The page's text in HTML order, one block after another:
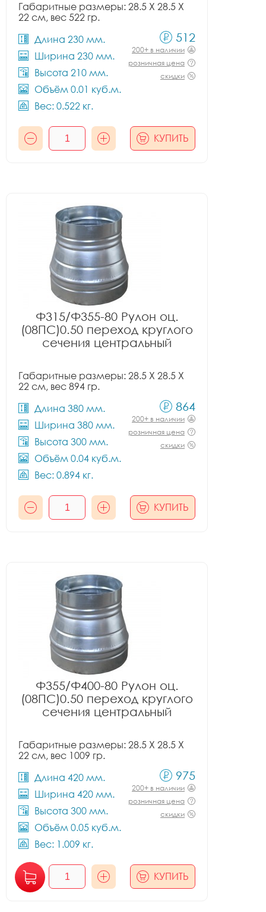
Габаритные размеры: 28.5 X 28.5 X
22 см, вес 522 гр.
Длина 230 мм.
Ширина 230 мм.
Высота 210 мм.
Объём 0.01 куб.м.
Вес: 0.522 кг.
512
200+ в наличии
розничная цена
скидки
КУПИТЬ
Ф315/Ф355-80 Рулон оц.
(08ПС)0.50 переход круглого
сечения центральный
Габаритные размеры: 28.5 X 28.5 X
22 см, вес 894 гр.
Длина 380 мм.
Ширина 380 мм.
Высота 300 мм.
Объём 0.04 куб.м.
Вес: 0.894 кг.
864
200+ в наличии
розничная цена
скидки
КУПИТЬ
Ф355/Ф400-80 Рулон оц.
(08ПС)0.50 переход круглого
сечения центральный
Габаритные размеры: 28.5 X 28.5 X
22 см, вес 1009 гр.
Длина 420 мм.
Ширина 420 мм.
Высота 300 мм.
Объём 0.05 куб.м.
Вес: 1.009 кг.
975
200+ в наличии
розничная цена
скидки
КУПИТЬ